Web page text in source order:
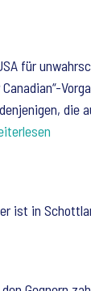
für
ist in